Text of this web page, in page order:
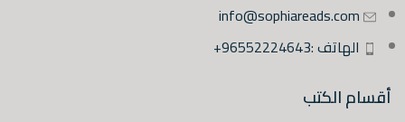
info@sophiareads.com
الهاتف :96552224643+
أقسام الكتب